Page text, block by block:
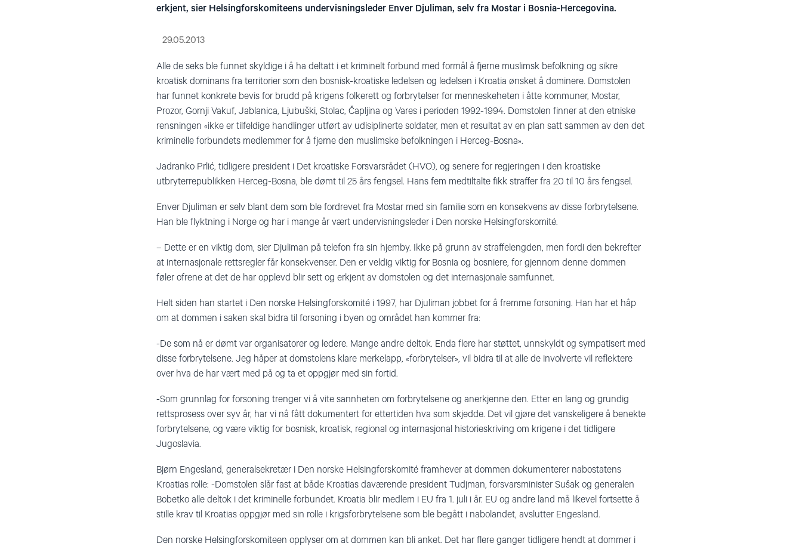
erkjent, sier Helsingforskomiteens undervisningsleder Enver Djuliman, selv fra Mostar i Bosnia-Hercegovina.
29.05.2013
Alle de seks ble funnet skyldige i å ha deltatt i et kriminelt forbund med formål å fjerne muslimsk befolkning og sikre
kroatisk dominans fra territorier som den bosnisk-kroatiske ledelsen og ledelsen i Kroatia ønsket å dominere. Domstolen
har funnet konkrete bevis for brudd på krigens folkerett og forbrytelser for menneskeheten i åtte kommuner, Mostar,
Prozor, Gornji Vakuf, Jablanica, Ljubuški, Stolac, Čapljina og Vares i perioden 1992-1994. Domstolen finner at den etniske
rensningen «ikke er tilfeldige handlinger utført av udisiplinerte soldater, men et resultat av en plan satt sammen av den det
kriminelle forbundets medlemmer for å fjerne den muslimske befolkningen i Herceg-Bosna».
Jadranko Prlić, tidligere president i Det kroatiske Forsvarsrådet (HVO), og senere for regjeringen i den kroatiske
utbryterrepublikken Herceg-Bosna, ble dømt til 25 års fengsel. Hans fem medtiltalte fikk straffer fra 20 til 10 års fengsel.
Enver Djuliman er selv blant dem som ble fordrevet fra Mostar med sin familie som en konsekvens av disse forbrytelsene.
Han ble flyktning i Norge og har i mange år vært undervisningsleder i Den norske Helsingforskomité.
– Dette er en viktig dom, sier Djuliman på telefon fra sin hjemby. Ikke på grunn av straffelengden, men fordi den bekrefter
at internasjonale rettsregler får konsekvenser. Den er veldig viktig for Bosnia og bosniere, for gjennom denne dommen
føler ofrene at det de har opplevd blir sett og erkjent av domstolen og det internasjonale samfunnet.
Helt siden han startet i Den norske Helsingforskomité i 1997, har Djuliman jobbet for å fremme forsoning. Han har et håp
om at dommen i saken skal bidra til forsoning i byen og området han kommer fra:
-De som nå er dømt var organisatorer og ledere. Mange andre deltok. Enda flere har støttet, unnskyldt og sympatisert med
disse forbrytelsene. Jeg håper at domstolens klare merkelapp, «forbrytelser», vil bidra til at alle de involverte vil reflektere
over hva de har vært med på og ta et oppgjør med sin fortid.
-Som grunnlag for forsoning trenger vi å vite sannheten om forbrytelsene og anerkjenne den. Etter en lang og grundig
rettsprosess over syv år, har vi nå fått dokumentert for ettertiden hva som skjedde. Det vil gjøre det vanskeligere å benekte
forbrytelsene, og være viktig for bosnisk, kroatisk, regional og internasjonal historieskriving om krigene i det tidligere
Jugoslavia.
Bjørn Engesland, generalsekretær i Den norske Helsingforskomité framhever at dommen dokumenterer nabostatens
Kroatias rolle: -Domstolen slår fast at både Kroatias daværende president Tudjman, forsvarsminister Sušak og generalen
Bobetko alle deltok i det kriminelle forbundet. Kroatia blir medlem i EU fra 1. juli i år. EU og andre land må likevel fortsette å
stille krav til Kroatias oppgjør med sin rolle i krigsforbrytelsene som ble begått i nabolandet, avslutter Engesland.
Den norske Helsingforskomiteen opplyser om at dommen kan bli anket. Det har flere ganger tidligere hendt at dommer i